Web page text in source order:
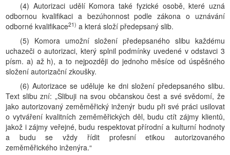
(4) Autorizaci udělí Komora také fyzické osobě, které uzná
odbornou kvalifikaci a bezúhonnost podle zákona o uznávání
odborné kvalifikace21) a která složí předepsaný slib.
(5) Komora umožní složení předepsaného slibu každému
uchazeči o autorizaci, který splnil podmínky uvedené v odstavci 3
písm. a) až h), a to nejpozději do jednoho měsíce od úspěšného
složení autorizační zkoušky.
(6) Autorizace se uděluje ke dni složení předepsaného slibu.
Text slibu zní: „Slibuji na svou občanskou čest a své svědomí, že
jako autorizovaný zeměměřický inženýr budu při své práci usilovat
o vytváření kvalitních zeměměřických děl, budu ctít zájmy klientů,
jakož i zájmy veřejné, budu respektovat přírodní a kulturní hodnoty
a budu se vždy řídit profesní etikou autorizovaného
zeměměřického inženýra.“